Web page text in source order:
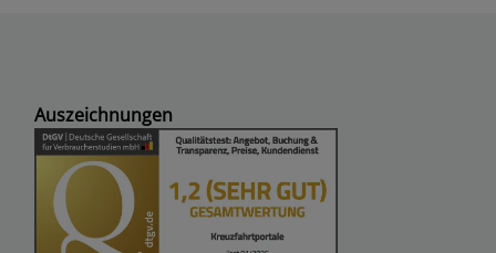
Auszeichnungen